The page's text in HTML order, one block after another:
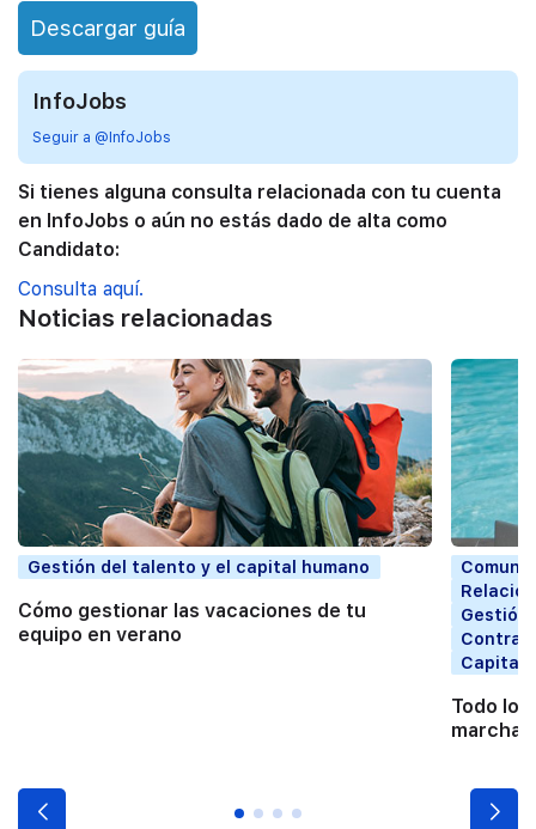
Descargar guía
InfoJobs
Seguir a @InfoJobs
Si tienes alguna consulta relacionada con tu cuenta
en InfoJobs o aún no estás dado de alta como
Candidato:
Consulta aquí.
Noticias relacionadas
Gestión del talento y el capital humano
Cómo gestionar las vacaciones de tu
equipo en verano
Gestión
Capital
Todo lo